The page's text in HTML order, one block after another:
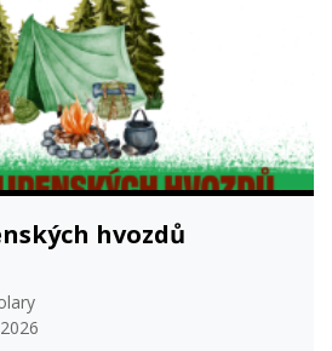
hvozdů